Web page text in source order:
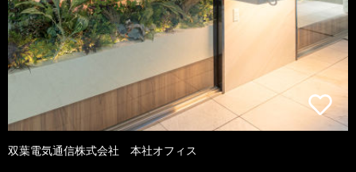
双葉電気通信株式会社 本社オフィス